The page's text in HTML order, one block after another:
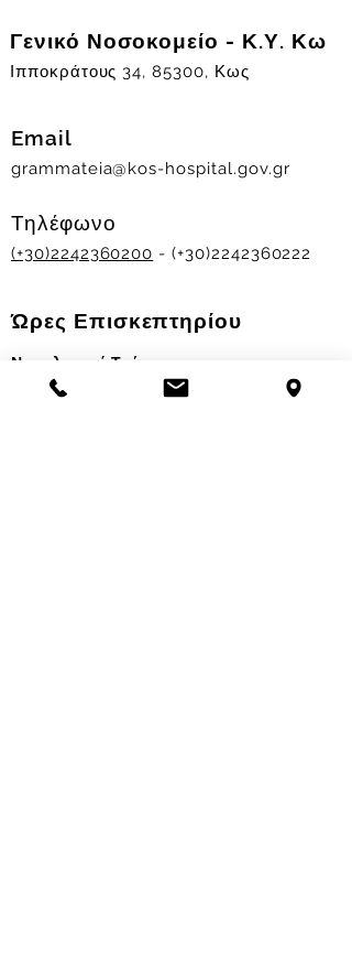
Γενικό Νοσοκομείο - Κ.Υ. Κω
Ιπποκράτους 34, 85300, Κως
Email
grammateia@kos-hospital.gov.gr
Τηλέφωνο
(+30)2242360200 - (+30)2242360222
Ώρες Επισκεπτηρίου
Νοσηλευτικά Τμήματα
Χειμερινό ωράριο: 11.00-13.00
17.30-19.30